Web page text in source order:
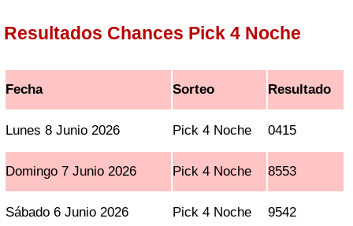
Resultados Chances Pick 4 Noche
Fecha Sorteo Resultado
Lunes 8 Junio 2026 Pick 4 Noche 0415
Domingo 7 Junio 2026 Pick 4 Noche 8553
Sábado 6 Junio 2026 Pick 4 Noche 9542